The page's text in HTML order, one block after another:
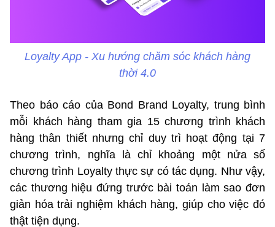
Loyalty App - Xu hướng chăm sóc khách hàng
thời 4.0
Theo báo cáo của Bond Brand Loyalty, trung bình
mỗi khách hàng tham gia 15 chương trình khách
hàng thân thiết nhưng chỉ duy trì hoạt động tại 7
chương trình, nghĩa là chỉ khoảng một nửa số
chương trình Loyalty thực sự có tác dụng. Như vậy,
các thương hiệu đứng trước bài toán làm sao đơn
giản hóa trải nghiệm khách hàng, giúp cho việc đó
thật tiện dụng.